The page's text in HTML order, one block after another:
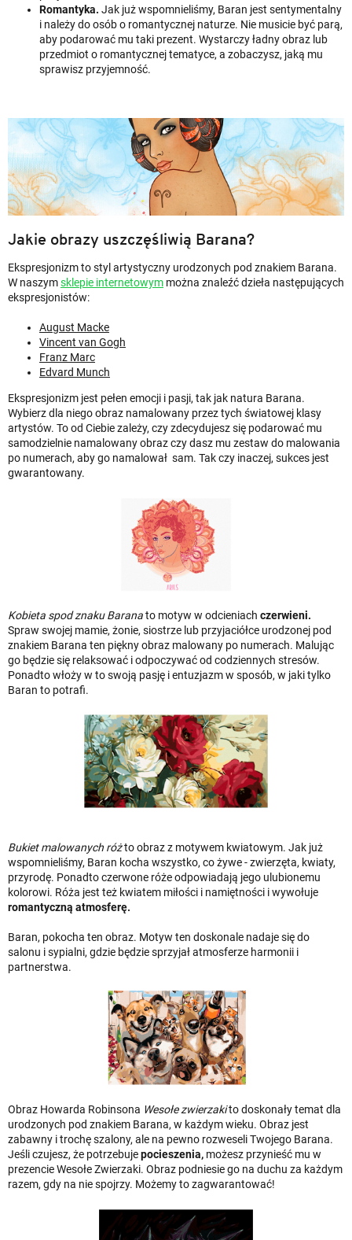
Romantyka. Jak już wspomnieliśmy, Baran jest sentymentalny
i należy do osób o romantycznej naturze. Nie musicie być parą,
aby podarować mu taki prezent. Wystarczy ładny obraz lub
przedmiot o romantycznej tematyce, a zobaczysz, jaką mu
sprawisz przyjemność.
Jakie obrazy uszczęśliwią Barana?
Ekspresjonizm to styl artystyczny urodzonych pod znakiem Barana.
W naszymsklepie internetowym można znaleźć dzieła następujących
ekspresjonistów:
August Macke
Vincent van Gogh
Franz Marc
Edvard Munch
Ekspresjonizm jest pełen emocji i pasji, tak jak natura Barana.
Wybierz dla niego obraz namalowany przez tych światowej klasy
artystów. To od Ciebie zależy, czy zdecydujesz się podarować mu
samodzielnie namalowany obraz czy dasz mu zestaw do malowania
po numerach, aby go namalował sam. Tak czy inaczej, sukces jest
gwarantowany.
Kobieta spod znaku Baranato motyw w odcieniach czerwieni.
Spraw swojej mamie, żonie, siostrze lub przyjaciółce urodzonej pod
znakiem Barana ten piękny obraz malowany po numerach. Malując
go będzie się relaksować i odpoczywać od codziennych stresów.
Ponadto włoży w to swoją pasję i entuzjazm w sposób, w jaki tylko
Baran to potrafi.
Bukiet malowanych różto obraz z motywem kwiatowym. Jak już
wspomnieliśmy, Baran kocha wszystko, co żywe - zwierzęta, kwiaty,
przyrodę. Ponadto czerwone róże odpowiadają jego ulubionemu
kolorowi. Róża jest też kwiatem miłości i namiętności i wywołuje
romantyczną atmosferę.
Baran, pokocha ten obraz. Motyw ten doskonale nadaje się do
salonu i sypialni, gdzie będzie sprzyjał atmosferze harmonii i
partnerstwa.
Obraz Howarda Robinsona Wesołe zwierzakito doskonały temat dla
urodzonych pod znakiem Barana, w każdym wieku. Obraz jest
zabawny i trochę szalony, ale na pewno rozweseli Twojego Barana.
Jeśli czujesz, że potrzebujepocieszenia, możesz przynieść mu w
prezencie Wesołe Zwierzaki. Obraz podniesie go na duchu za każdym
razem, gdy na nie spojrzy. Możemy to zagwarantować!